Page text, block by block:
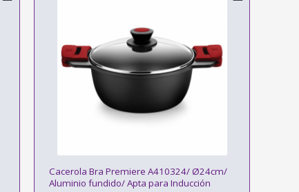
Cacerola Bra Premiere A410324/ Ø24cm/
Aluminio fundido/ Apta para Inducción